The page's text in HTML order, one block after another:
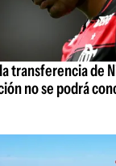
transferencia de
no se podrá